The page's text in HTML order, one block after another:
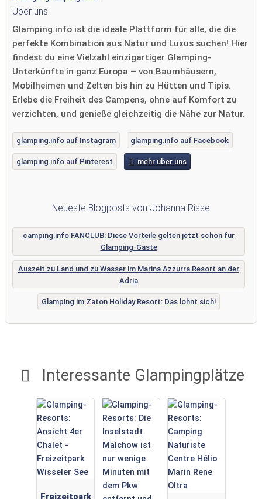
Interessante Glampingplätze
Über uns
Glamping.info ist die ideale Plattform für alle, die die
perfekte Kombination aus Natur und Luxus suchen! Hier
findest du eine Vielzahl einzigartiger Glamping-
Unterkünfte in ganz Europa – von Baumhäusern,
Mobilheimen und Zelten bis hin zu Hütten und Tipis.
Erlebe die Freiheit des Campens, ohne auf Komfort zu
verzichten, und genieße gleichzeitig die Nähe zur Natur.
glamping.info auf Instagram glamping.info auf Facebook
glamping.info auf Pinterest mehr über uns
Neueste Blogposts von Johanna Risse
camping.info FANCLUB: Diese Vorteile gelten jetzt schon für
Glamping-Gäste
Auszeit zu Land und zu Wasser im Marina Azzurra Resort an der
Adria
Glamping im Zaton Holiday Resort: Das lohnt sich!